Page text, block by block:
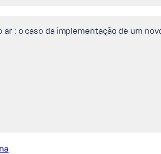
: o caso da implementação de um